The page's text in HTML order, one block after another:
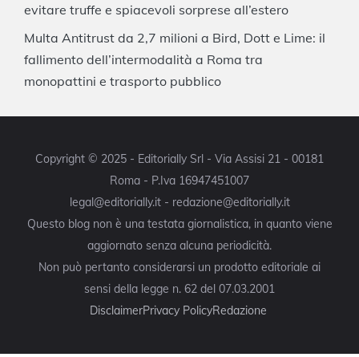
evitare truffe e spiacevoli sorprese all’estero
Multa Antitrust da 2,7 milioni a Bird, Dott e Lime: il
fallimento dell’intermodalità a Roma tra
monopattini e trasporto pubblico
Copyright © 2025 - Editorially Srl - Via Assisi 21 - 00181
Roma - P.Iva 16947451007
legal@editorially.it - redazione@editorially.it
Questo blog non è una testata giornalistica, in quanto viene
aggiornato senza alcuna periodicità.
Non può pertanto considerarsi un prodotto editoriale ai
sensi della legge n. 62 del 07.03.2001
DisclaimerPrivacy PolicyRedazione